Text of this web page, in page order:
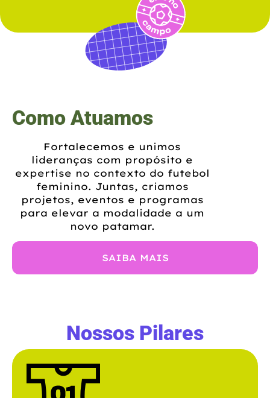
Como Atuamos
Fortalecemos e unimos
lideranças com propósito e
expertise no contexto do futebol
feminino. Juntas, criamos
projetos, eventos e programas
para elevar a modalidade a um
novo patamar.
SAIBA MAIS
Nossos Pilares